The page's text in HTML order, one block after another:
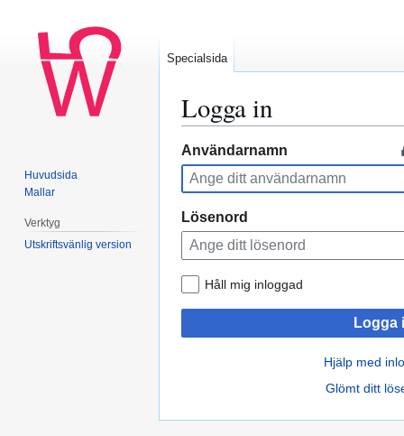
Logga in
Hoppa
till
navigering
Hoppa
till
sök
Användarnamn
Lösenord
Håll mig inloggad
Logga
Hjälp med
Glömt ditt
Specialsida
Huvudsida
Mallar
Verktyg
Utskriftsvänlig version